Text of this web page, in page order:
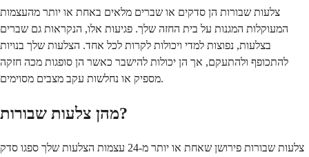
צלעות שבורות הן סדקים או שברים מלאים באחת או יותר מהעצמות
המעוקלות המגנות על בית החזה שלך. פגיעות אלו, הנקראות גם שברים
בצלעות, נפוצות למדי ויכולות לקרות לכל אחד. הצלעות שלך בנויות
להתכופף ולהתעקם, אך הן יכולות להישבר כאשר הן סופגות מכה חזקה
מספיק או נחלשות עקב מצבים מסוימים.
מהן צלעות שבורות?
צלעות שבורות פירושן שאחת או יותר מ-24 עצמות הצלעות שלך ספגו סדק